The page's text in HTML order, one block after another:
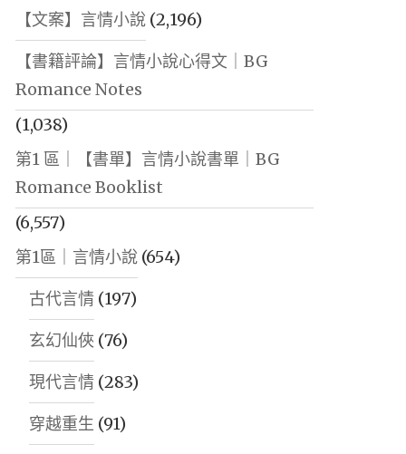
【文案】言情小說(2,196)
【書籍評論】言情小說心得文｜BG
Romance Notes
(1,038)
第1 區｜【書單】言情小說書單｜BG
Romance Booklist
(6,557)
第1區｜言情小說(654)
古代言情(197)
玄幻仙俠 (76)
現代言情(283)
穿越重生 (91)